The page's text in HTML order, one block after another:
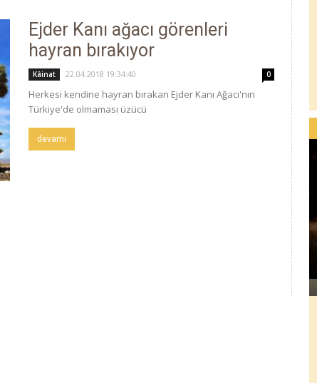
Ejder Kanı ağacı görenleri
hayran bırakıyor
Kâinat 22.04.2018 19:34:40 0
Herkesi kendine hayran bırakan Ejder Kanı Ağacı'nın
Türkiye'de olmaması üzücü
devamı